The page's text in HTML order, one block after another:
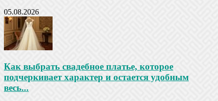
05.08.2026
Как выбрать свадебное платье, которое
подчеркивает характер и остается удобным
весь...